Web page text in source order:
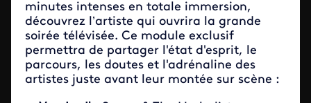
minutes intenses en totale immersion,
découvrez l’artiste qui ouvrira la grande
soirée télévisée. Ce module exclusif
permettra de partager l'état d'esprit, le
parcours, les doutes et l'adrénaline des
artistes juste avant leur montée sur scène :